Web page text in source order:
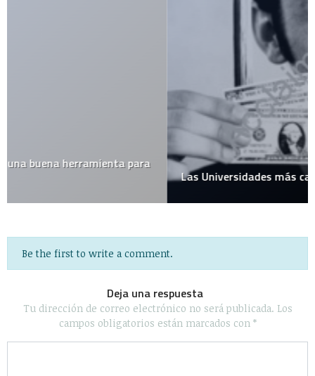
Las Universidades más caras del mundo
Be the first to write a comment.
Deja una respuesta
Tu dirección de correo electrónico no será publicada. Los
campos obligatorios están marcados con *